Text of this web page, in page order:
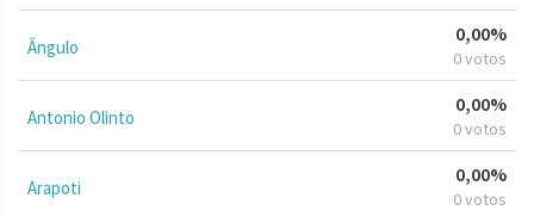
Ângulo
0,00%
0 votos
Antonio Olinto
0,00%
0 votos
Arapoti
0,00%
0 votos